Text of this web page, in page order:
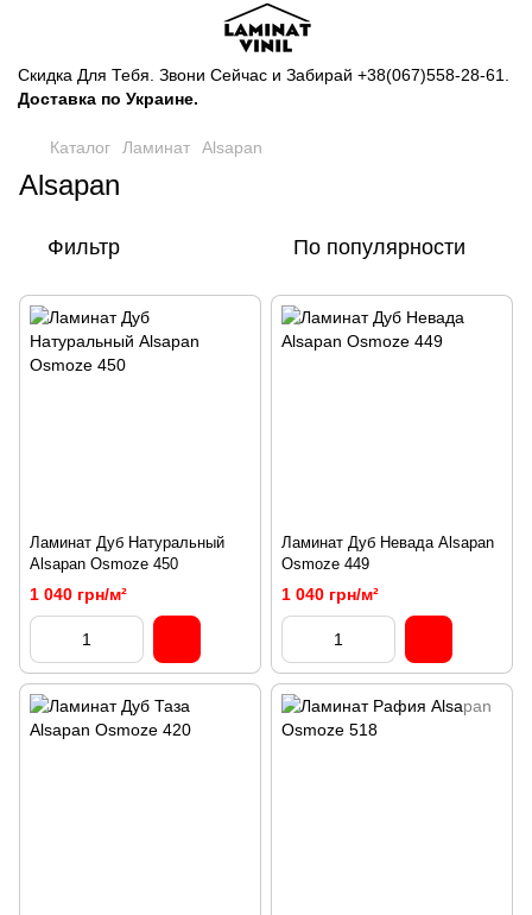
Скидка Для Тебя. Звони Сейчас и Забирай +38(067)558-28-61
Доставка по Украине.
Каталог Ламинат Alsapan
Alsapan
Фильтр По популярности
Ламинат Дуб Натуральный
Alsapan Osmoze 450
1 040 грн/м²
Ламинат Дуб Невада Alsapan
Osmoze 449
1 040 грн/м²